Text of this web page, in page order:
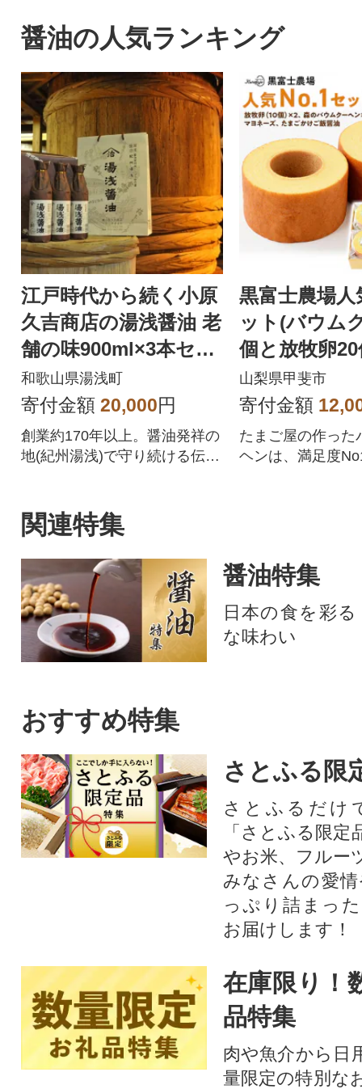
んや柑橘だけじゃない!太平洋
でとれたかつおは高知(土佐)に
も負けない鮮度でかつお本来
の旨味を存分に楽しめます。
形や大きさは不揃いですが、
味は訳なし!人気のかつおのた
たきをどうぞご賞味くださ
い。鰹のタタキ かつおたたき
冷凍 小分け カツオタタキ 骨取
り 骨なし たたき
醤油の人気ランキング
江戸時代から続く小原
久吉商店の湯浅醤油 老
舗の味900ml×3本セッ
ト
和歌山県湯浅町
寄付金額 20,000円
創業約170年以上。醤油発祥の
地(紀州湯浅)で守り続ける伝統
黒富士農場人
ット(バウム
個と放牧卵
ト)
山梨県甲斐市
寄付金額
たまご屋の作った
ヘンは、満足度
関連特集
醤油特集
日本の食を彩
な味わい
おすすめ特集
さとふる限
さとふるだけ
「さとふる限
やお米、フルー
みなさんの愛
っぷり詰まっ
お届けします！
在庫限り！
品特集
肉や魚介から日
量限定の特別な